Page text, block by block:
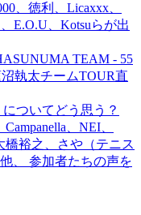
、徳利、Licaxxx、
E.O.U、Kotsuらが出
TEAM - 55
沼執太チームTOUR直
ついてどう思う？
、NEI、
裕之、さや（テニス
、 参加者たちの声を